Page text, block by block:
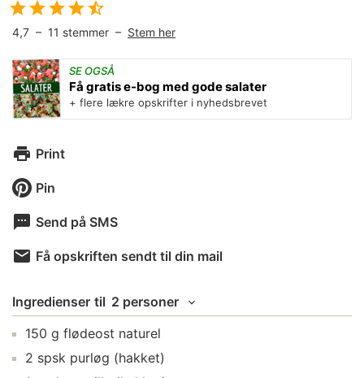
4,7 – 11 stemmer – Stem her
SE OGSÅ
Få gratis e-bog med gode salater
+ flere lækre opskrifter i nyhedsbrevet
Print
Pin
Send på SMS
Få opskriften sendt til din mail
Ingredienser til 2 personer
150 g flødeost naturel
2 spsk purløg (hakket)